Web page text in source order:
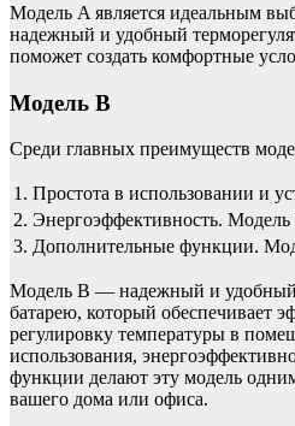
Модель A является идеальным
надежный и удобный
поможет создать комфортные
Модель B
Среди главных преимуществ
1. Простота в использовании и
2. Энергоэффективность. Модель
3. Дополнительные функции.
Модель B — надежный и удобный
батарею, который обеспечивает
регулировку температуры в
использования,
функции делают эту модель
вашего дома или офиса.